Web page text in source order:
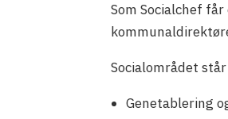
Som Socialchef
Socialområdet
Genetablering